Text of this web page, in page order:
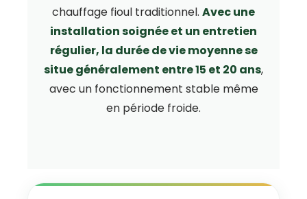
chauffage fioul traditionnel. Avec une
installation soignée et un entretien
régulier, la durée de vie moyenne se
situe généralement entre 15 et 20 ans,
avec un fonctionnement stable même
en période froide.